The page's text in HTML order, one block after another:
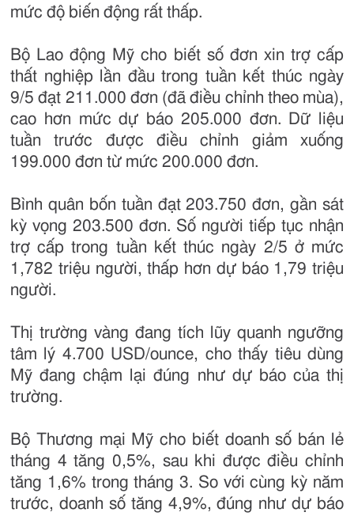
mức độ biến động rất thấp.
Bộ Lao động Mỹ cho biết số đơn xin trợ cấp
thất nghiệp lần đầu trong tuần kết thúc ngày
9/5 đạt 211.000 đơn (đã điều chỉnh theo mùa),
cao hơn mức dự báo 205.000 đơn. Dữ liệu
tuần trước được điều chỉnh giảm xuống
199.000 đơn từ mức 200.000 đơn.
Bình quân bốn tuần đạt 203.750 đơn, gần sát
kỳ vọng 203.500 đơn. Số người tiếp tục nhận
trợ cấp trong tuần kết thúc ngày 2/5 ở mức
1,782 triệu người, thấp hơn dự báo 1,79 triệu
người.
Thị trường vàng đang tích lũy quanh ngưỡng
tâm lý 4.700 USD/ounce, cho thấy tiêu dùng
Mỹ đang chậm lại đúng như dự báo của thị
trường.
Bộ Thương mại Mỹ cho biết doanh số bán lẻ
tháng 4 tăng 0,5%, sau khi được điều chỉnh
tăng 1,6% trong tháng 3. So với cùng kỳ năm
trước, doanh số tăng 4,9%, đúng như dự báo